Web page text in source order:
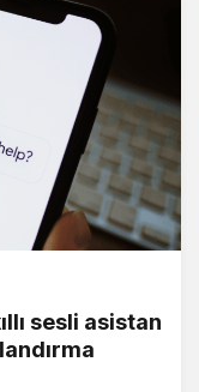
sesli asistan